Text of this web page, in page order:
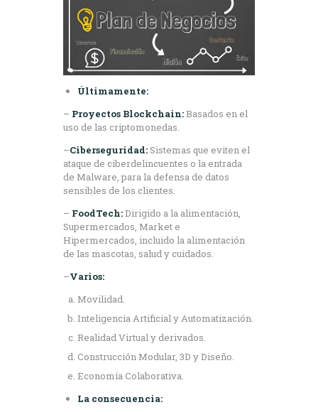
Últimamente:
– Proyectos Blockchain:Basados en el
uso de las criptomonedas.
–Ciberseguridad:Sistemas que eviten el
ataque de ciberdelincuentes o la entrada
de Malware, para la defensa de datos
sensibles de los clientes.
– FoodTech:Dirigido a la alimentación,
Supermercados, Market e
Hipermercados, incluido la alimentación
de las mascotas, salud y cuidados.
–Varios:
Movilidad.
Inteligencia Artificial y Automatización.
Realidad Virtual y derivados.
Construcción Modular, 3D y Diseño.
Economía Colaborativa.
La consecuencia: